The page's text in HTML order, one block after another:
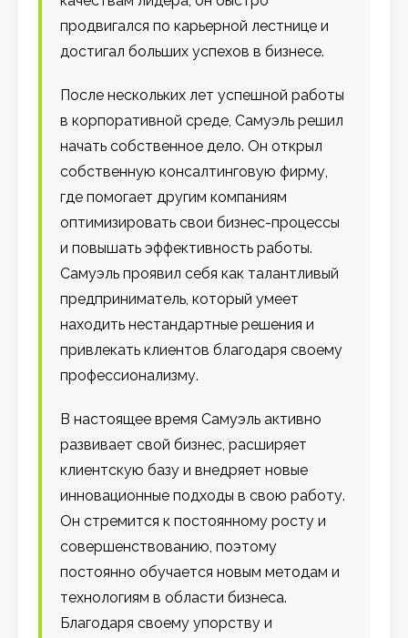
продвигался по карьерной лестнице и
достигал больших успехов в бизнесе.
После нескольких лет успешной работы
в корпоративной среде, Самуэль решил
начать собственное дело. Он открыл
собственную консалтинговую фирму,
где помогает другим компаниям
оптимизировать свои бизнес-процессы
и повышать эффективность работы.
Самуэль проявил себя как талантливый
предприниматель, который умеет
находить нестандартные решения и
привлекать клиентов благодаря своему
профессионализму.
В настоящее время Самуэль активно
развивает свой бизнес, расширяет
клиентскую базу и внедряет новые
инновационные подходы в свою работу.
Он стремится к постоянному росту и
совершенствованию, поэтому
постоянно обучается новым методам и
технологиям в области бизнеса.
Благодаря своему упорству и